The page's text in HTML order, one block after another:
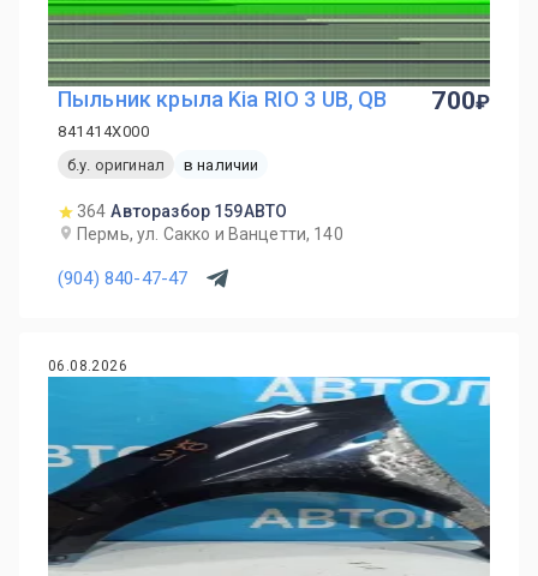
Пыльник крыла Kia RIO 3 UB, QB
841414X000
б.у. оригинал
в наличии
364 Авторазбор 159АВТО
Пермь, ул. Сакко и Ванцетти, 140
(904) 840-47-47
700
06.08.2026